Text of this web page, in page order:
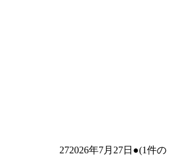
272026年7月27日 ●(1件の